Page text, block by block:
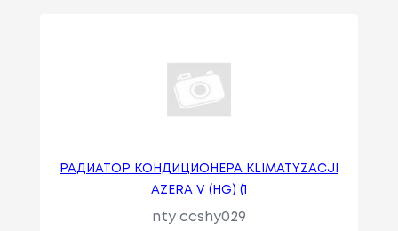
РАДИАТОР КОНДИЦИОНЕРА KLIMATYZACJI
AZERA V (HG) (1
nty ccshy029